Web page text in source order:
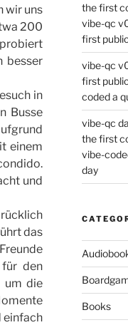
wir uns
200
besser
in
Busse
einem
und
das
für den
um die
einfach
the first
vibe-qc
first
vibe-qc
first
coded a
vibe-qc
the first
vibe-
day
Books